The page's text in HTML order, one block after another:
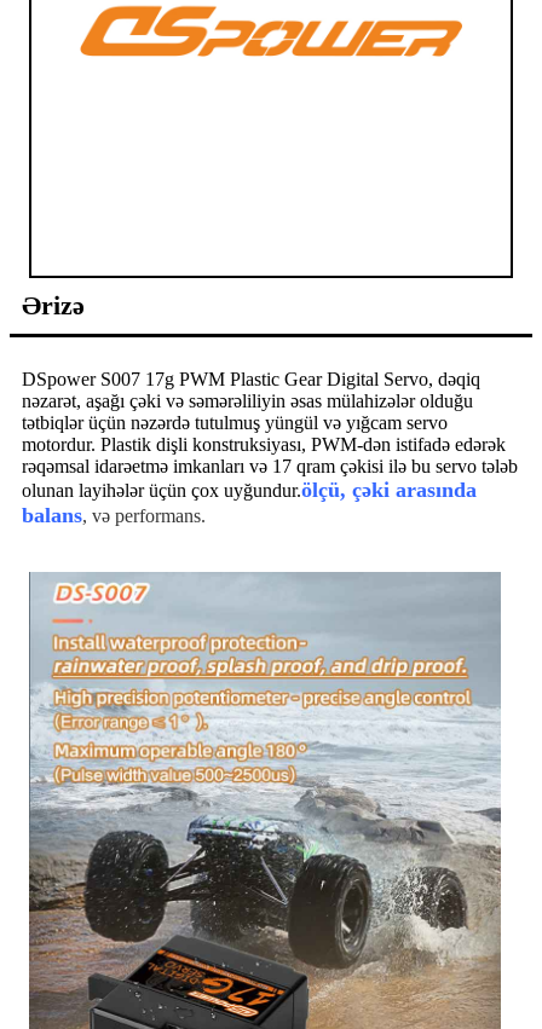
Ərizə
DSpower S007 17g PWM Plastic Gear Digital Servo, dəqiq
nəzarət, aşağı çəki və səmərəliliyin əsas mülahizələr olduğu
tətbiqlər üçün nəzərdə tutulmuş yüngül və yığcam servo
motordur. Plastik dişli konstruksiyası, PWM-dən istifadə edərək
rəqəmsal idarəetmə imkanları və 17 qram çəkisi ilə bu servo tələb
olunan layihələr üçün çox uyğundur.ölçü, çəki arasında
balans, və performans.